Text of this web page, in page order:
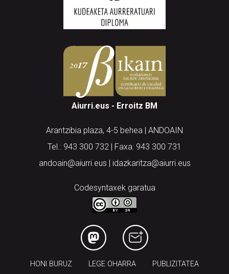
Aiurri.eus - Erroitz BM
Arantzibia plaza, 4-5 behea | ANDOAIN
Tel.: 943 300 732 | Faxa: 943 300 731
andoain@aiurri.eus | idazkaritza@aiurri.eus
Codesyntaxek garatua
HONI BURUZ LEGE OHARRA PUBLIZITATEA